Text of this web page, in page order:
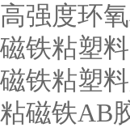
高强度环
磁铁粘塑
磁铁粘塑
粘磁铁AB